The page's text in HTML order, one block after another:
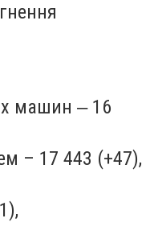
машин ‒ 16
– 17 443 (+47),